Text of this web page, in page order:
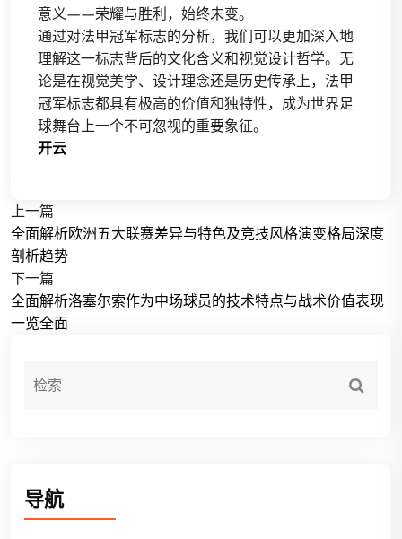
意义——荣耀与胜利，始终未变。
通过对法甲冠军标志的分析，我们可以更加深入地
理解这一标志背后的文化含义和视觉设计哲学。无
论是在视觉美学、设计理念还是历史传承上，法甲
冠军标志都具有极高的价值和独特性，成为世界足
球舞台上一个不可忽视的重要象征。
开云
上一篇
全面解析欧洲五大联赛差异与特色及竞技风格演变格局深度
剖析趋势
下一篇
全面解析洛塞尔索作为中场球员的技术特点与战术价值表现
一览全面
导航